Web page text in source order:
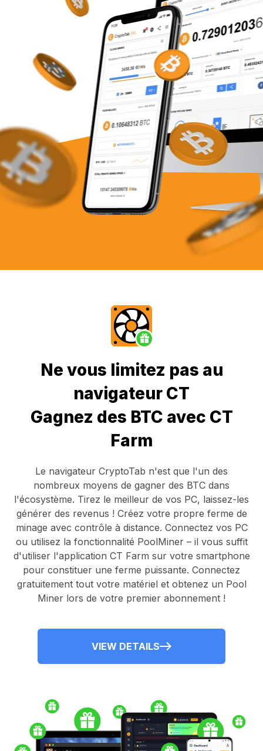
Ne vous limitez pas au
navigateur CT
Gagnez des BTC avec CT
Farm
Le navigateur CryptoTab n'est que l'un des
nombreux moyens de gagner des BTC dans
l'écosystème. Tirez le meilleur de vos PC, laissez-les
générer des revenus ! Créez votre propre ferme de
minage avec contrôle à distance. Connectez vos PC
ou utilisez la fonctionnalité PoolMiner– il vous suffit
d'utiliser l'application CT Farm sur votre smartphone
pour constituer une ferme puissante. Connectez
gratuitement tout votre matériel et obtenez un Pool
Miner lors de votre premier abonnement !
VIEW DETAILS